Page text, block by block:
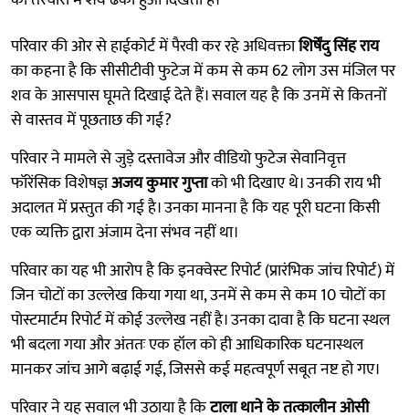
परिवार की ओर से हाईकोर्ट में पैरवी कर रहे अधिवक्ताशिर्षेंदु सिंह राय
का कहना है कि सीसीटीवी फुटेज में कम से कम 62 लोग उस मंजिल पर
शव के आसपास घूमते दिखाई देते हैं। सवाल यह है कि उनमें से कितनों
से वास्तव में पूछताछ की गई?
परिवार ने मामले से जुड़े दस्तावेज और वीडियो फुटेज सेवानिवृत्त
फॉरेंसिक विशेषज्ञअजय कुमार गुप्ताको भी दिखाए थे। उनकी राय भी
अदालत में प्रस्तुत की गई है। उनका मानना है कि यह पूरी घटना किसी
एक व्यक्ति द्वारा अंजाम देना संभव नहीं था।
परिवार का यह भी आरोप है कि इनक्वेस्ट रिपोर्ट (प्रारंभिक जांच रिपोर्ट) में
जिन चोटों का उल्लेख किया गया था, उनमें से कम से कम 10 चोटों का
पोस्टमार्टम रिपोर्ट में कोई उल्लेख नहीं है। उनका दावा है कि घटना स्थल
भी बदला गया और अंततः एक हॉल को ही आधिकारिक घटनास्थल
मानकर जांच आगे बढ़ाई गई, जिससे कई महत्वपूर्ण सबूत नष्ट हो गए।
परिवार ने यह सवाल भी उठाया है किटाला थाने के तत्कालीन ओसी